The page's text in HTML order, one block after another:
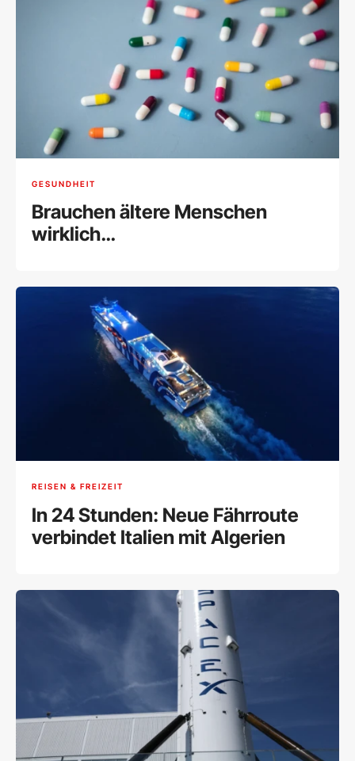
GESUNDHEIT
Brauchen ältere Menschen
wirklich
REISEN & FREIZEIT
In 24 Stunden: Neue Fährroute
verbindet Italien mit Algerien